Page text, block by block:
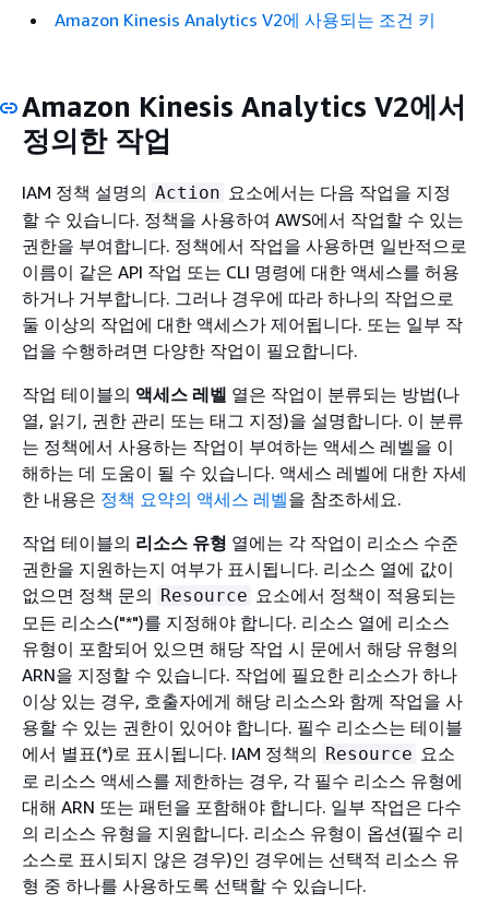
Amazon Kinesis Analytics V2에 사용되는 조건 키
Amazon Kinesis Analytics V2에서
정의한 작업
IAM 정책 설명의 Action 요소에서는 다음 작업을 지정
할 수 있습니다. 정책을 사용하여 AWS에서 작업할 수 있는
권한을 부여합니다. 정책에서 작업을 사용하면 일반적으로
이름이 같은 API 작업 또는 CLI 명령에 대한 액세스를 허용
하거나 거부합니다. 그러나 경우에 따라 하나의 작업으로
둘 이상의 작업에 대한 액세스가 제어됩니다. 또는 일부 작
업을 수행하려면 다양한 작업이 필요합니다.
작업 테이블의 액세스 레벨 열은 작업이 분류되는 방법(나
열, 읽기, 권한 관리 또는 태그 지정)을 설명합니다. 이 분류
는 정책에서 사용하는 작업이 부여하는 액세스 레벨을 이
해하는 데 도움이 될 수 있습니다. 액세스 레벨에 대한 자세
한 내용은 정책 요약의 액세스 레벨을 참조하세요.
작업 테이블의 리소스 유형 열에는 각 작업이 리소스 수준
권한을 지원하는지 여부가 표시됩니다. 리소스 열에 값이
없으면 정책 문의 Resource 요소에서 정책이 적용되는
모든 리소스("*")를 지정해야 합니다. 리소스 열에 리소스
유형이 포함되어 있으면 해당 작업 시 문에서 해당 유형의
ARN을 지정할 수 있습니다. 작업에 필요한 리소스가 하나
이상 있는 경우, 호출자에게 해당 리소스와 함께 작업을 사
용할 수 있는 권한이 있어야 합니다. 필수 리소스는 테이블
에서 별표(*)로 표시됩니다. IAM 정책의 Resource 요소
로 리소스 액세스를 제한하는 경우, 각 필수 리소스 유형에
대해 ARN 또는 패턴을 포함해야 합니다. 일부 작업은 다수
의 리소스 유형을 지원합니다. 리소스 유형이 옵션(필수 리
소스로 표시되지 않은 경우)인 경우에는 선택적 리소스 유
형 중 하나를 사용하도록 선택할 수 있습니다.